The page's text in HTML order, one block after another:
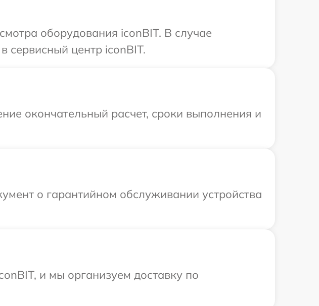
оборудования iconBIT. В случае
сервисный центр iconBIT.
окончательный расчет, сроки выполнения и
о гарантийном обслуживании устройства
и мы организуем доставку по